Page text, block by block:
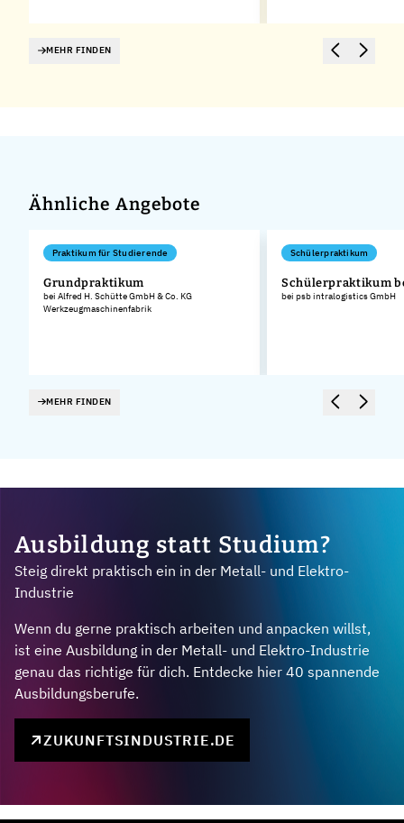
MEHR FINDEN
Ähnliche Angebote
Praktikum für Studierende
Grundpraktikum
bei Alfred H. Schütte GmbH & Co. KG
Werkzeugmaschinenfabrik
Schülerpraktikum
Schülerpraktikum
bei psb intralogistics GmbH
MEHR FINDEN
Ausbildung statt Studium?
Steig direkt praktisch ein in der Metall- und Elektro-
Industrie
Wenn du gerne praktisch arbeiten und anpacken willst,
ist eine Ausbildung in der Metall- und Elektro-Industrie
genau das richtige für dich. Entdecke hier 40 spannende
Ausbildungsberufe.
ZUKUNFTSINDUSTRIE.DE